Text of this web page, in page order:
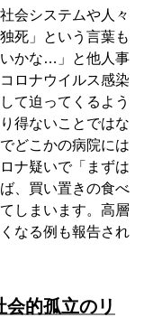
会システムや人々
死」という言葉も
いかな…」と他人事
ロナウイルス感染
て迫ってくるよう
得ないことではな
どこかの病院には
ナ疑いで「まずは
、買い置きの食べ
しまいます。高層
なる例も報告され
的孤立のリ